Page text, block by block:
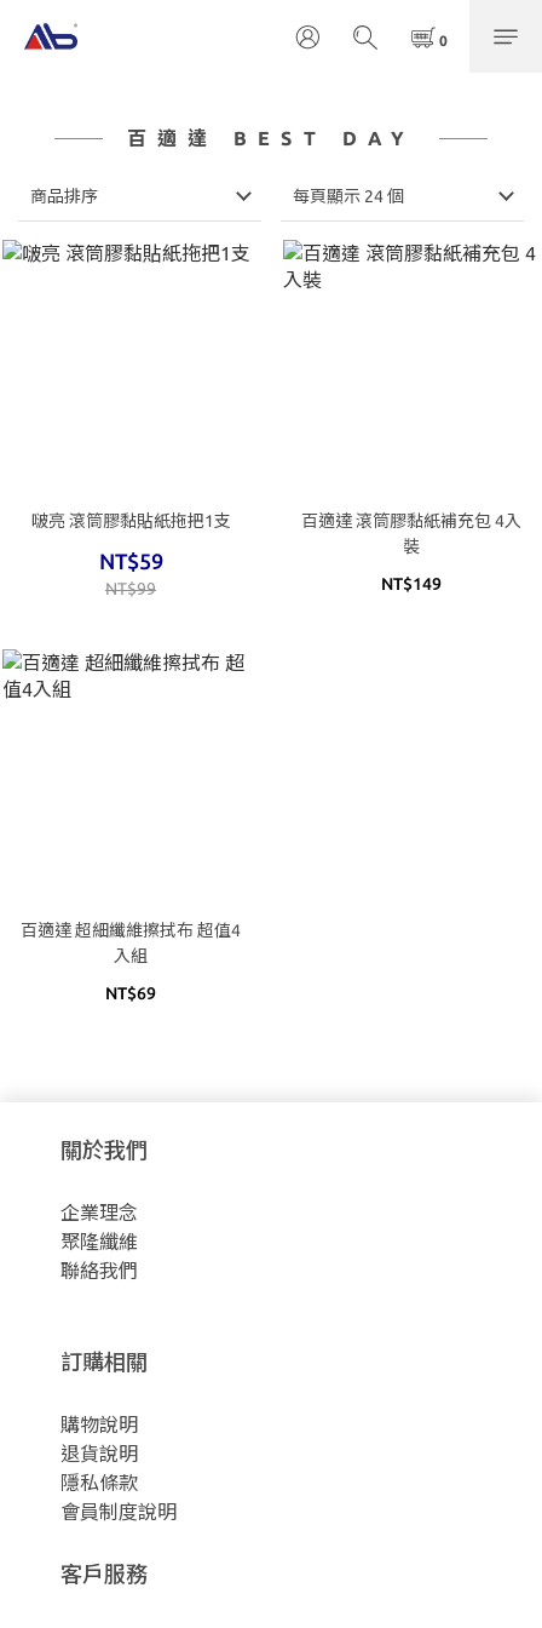
百適達 BEST DAY
商品排序 每頁顯示 24 個
啵亮 滾筒膠黏貼紙拖把1支
NT$59
NT$99
百適達 滾筒膠黏紙補充包 4入
裝
NT$149
百適達 超細纖維擦拭布 超值4
入組
NT$69
關於我們
企業理念
聚隆纖維
聯絡我們
訂購相關
購物說明
退貨說明
隱私條款
會員制度說明
客戶服務